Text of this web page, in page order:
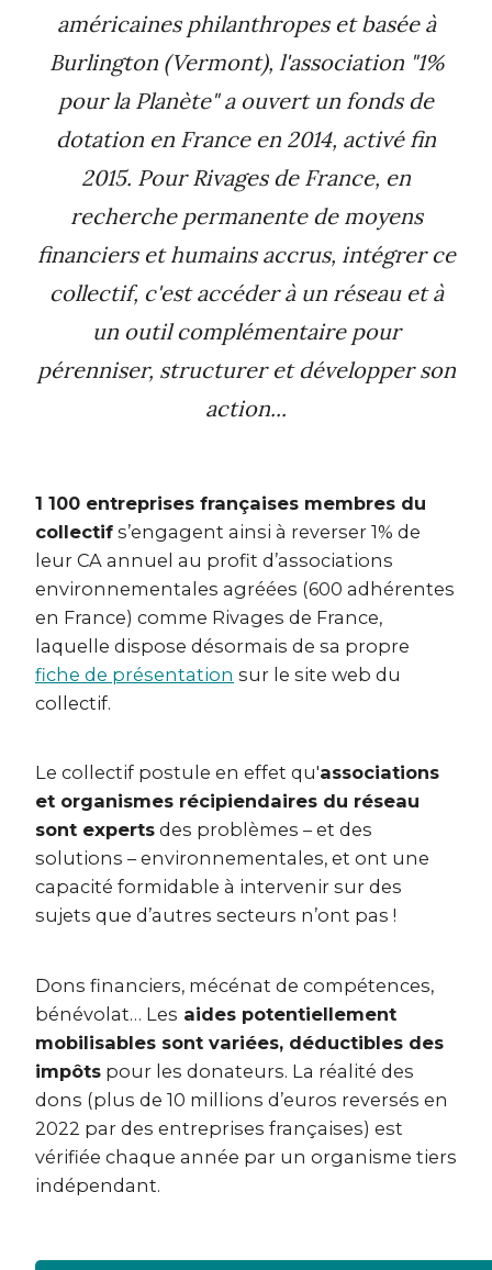
américaines philanthropes et basée à
Burlington (Vermont), l'association "1%
pour la Planète" a ouvert un fonds de
dotation en France en 2014, activé fin
2015. Pour Rivages de France, en
recherche permanente de moyens
financiers et humains accrus, intégrer ce
collectif, c'est accéder à un réseau et à
un outil complémentaire pour
pérenniser, structurer et développer son
action...
1 100 entreprises françaises membres du
collectif s’engagent ainsi à reverser 1% de
leur CA annuel au profit d’associations
environnementales agréées (600 adhérentes
en France) comme Rivages de France,
laquelle dispose désormais de sa propre
fiche de présentation sur le site web du
collectif.
Le collectif postule en effet qu'associations
et organismes récipiendaires du réseau
sont experts des problèmes – et des
solutions – environnementales, et ont une
capacité formidable à intervenir sur des
sujets que d’autres secteurs n’ont pas !
Dons financiers, mécénat de compétences,
bénévolat… Les aides potentiellement
mobilisables sont variées, déductibles des
impôts pour les donateurs. La réalité des
dons (plus de 10 millions d’euros reversés en
2022 par des entreprises françaises) est
vérifiée chaque année par un organisme tiers
indépendant.